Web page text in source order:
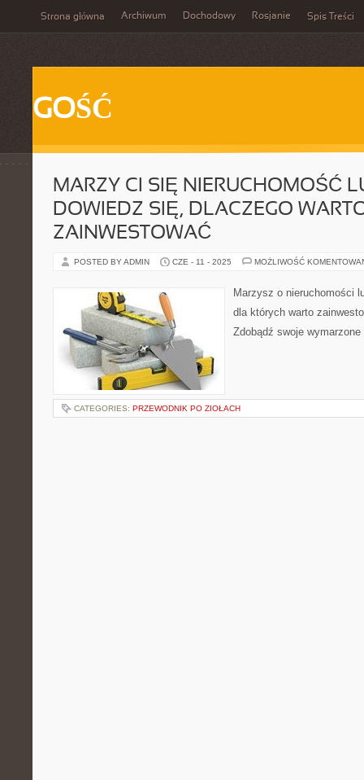
Strona główna Archiwum Dochodowy Rosjanie Spis Treści
GOŚĆ
MARZY CI SIĘ NIERUCHOMOŚĆ
DOWIEDZ SIĘ, DLACZEGO
ZAINWESTOWAĆ
POSTED BY ADMIN CZE - 11 - 2025 MOŻLIWOŚĆ
Marzysz o nieruchomości
dla których warto
Zdobądź swoje
CATEGORIES: PRZEWODNIK PO ZIOŁACH